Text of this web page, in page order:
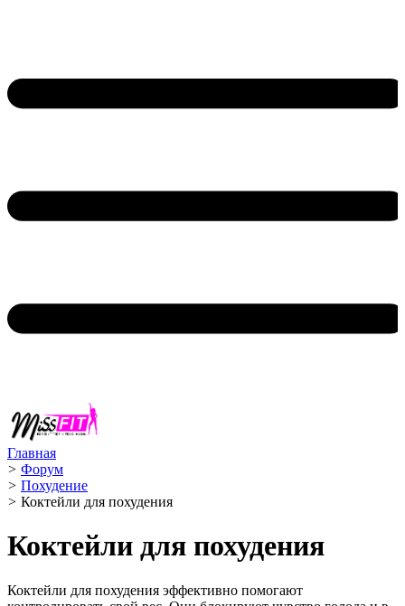
Главная
> Форум
> Похудение
> Коктейли для похудения
Коктейли для похудения
Коктейли для похудения эффективно помогают